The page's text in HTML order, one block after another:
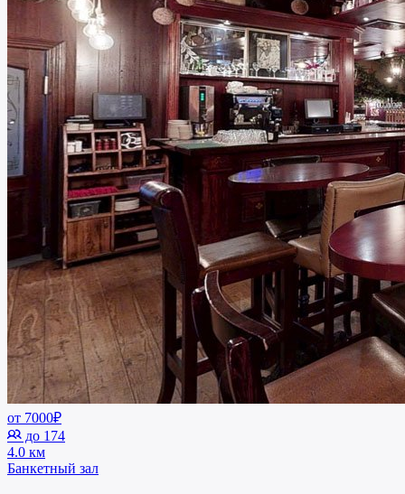
от 7000₽
до 174
4.0 км
Банкетный зал